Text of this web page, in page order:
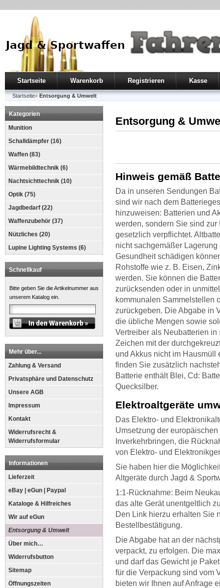
Startseite Warenkorb Registrieren Kasse
Startseite» Entsorgung & Umwelt
Kategorien
Munition
Schalldämpfer (16)
Waffen (83)
Wärmebildtechnik (6)
Nachtsichttechnik (10)
Optik (75)
Jagdbedarf (22)
Waffenzubehör (37)
Nützliches (20)
Lupine Lighting Systems (6)
Schnellkauf
Bitte geben Sie die Artikelnummer aus
unserem Katalog ein.
Mehr über...
Zahlung & Versand
Privatsphäre und Datenschutz
Unsere AGB
Impressum
Kontakt
Widerrufsrecht &
Widerrufsformular
Informationen
Lieferzeit
eBay | eGun | Paypal
Kataloge & Hilfreiches
Wir auf eGun
Entsorgung & Umwelt
Über mich…
Widerrufsbutton
Sitemap
Öffnungszeiten
Entsorgung &
Hinweis gemäß
Da in unseren Sendungen
sind wir nach dem
hinzuweisen: Batterien und
werden, sondern Sie sind
gesetzlich verpflichtet.
nicht sachgemäßer
Gesundheit schädigen
Rohstoffe wie z. B. Eisen,
werden. Sie können die
zurücksenden oder in
kommunalen Sammelstellen
zurückgeben. Die Abgabe in
die übliche Mengen sowie
Vertreiber als Neubatterien
Zeichen mit der
und Akkus nicht im Hausmüll
finden Sie zusätzlich
Batterie enthält Blei, Cd:
Quecksilber.
Elektroaltgeräte
Das Elektro- und
Umsetzung der
Inverkehrbringen, die
von Elektro- und
Sie haben hier die
Altgeräte durch Jagd &
1:1-Rücknahme: Beim
das alte Gerät unentgeltlich
Den Link hierzu erhalten Sie
Bestellbestätigung.
Die Abgabe hat an der
verpackt, zu erfolgen. Die
und darf das Gewicht je
für die Verpackung sind vom
bieten wir Ihnen auf Anfrage